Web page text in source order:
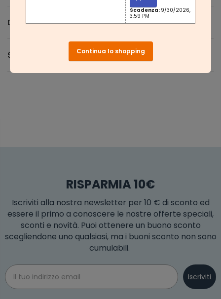
Domande e Risposte
Spedizione e Resi
RISPARMIA 10€
Iscriviti alla nostra newsletter per 10 € di sconto ed
essere il primo a conoscere le nostre offerte speciali,
sconti e novità. Puoi ottenere un buono sconto
scegliendone uno qualsiasi, ma i buoni sconto non sono
cumulabili.
Email
Iscriviti
Scadenza: 9/30/2026,
3:59 PM
Continua lo shopping